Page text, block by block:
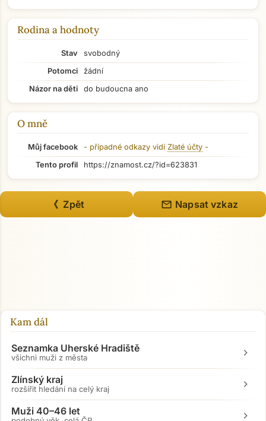
Rodina a hodnoty
Stav
svobodný
Potomci
žádní
Názor na děti
do budoucna ano
O mně
Můj facebook - případné odkazy vidí Zlaté účty -
Tento profil
https://znamost.cz/?id=623831
《 Zpět mail Napsat vzkaz
Kam dál
Seznamka Uherské Hradiště
všichni muži z města chevron_right
Zlínský kraj
rozšířit hledání na celý kraj chevron_right
Muži 40–46 let chevron_right